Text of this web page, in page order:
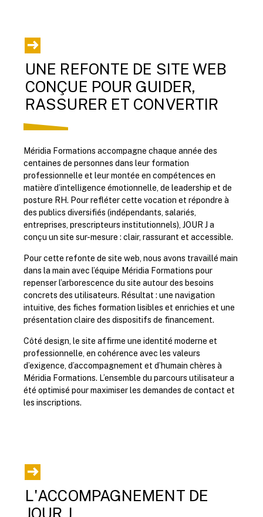
UNE REFONTE DE SITE WEB
CONÇUE POUR GUIDER,
RASSURER ET CONVERTIR
Méridia Formations accompagne chaque année des
centaines de personnes dans leur formation
professionnelle et leur montée en compétences en
matière d’intelligence émotionnelle, de leadership et de
posture RH. Pour refléter cette vocation et répondre à
des publics diversifiés (indépendants, salariés,
entreprises, prescripteurs institutionnels), JOUR J a
conçu un site sur-mesure : clair, rassurant et accessible.
Pour cette refonte de site web, nous avons travaillé main
dans la main avec l’équipe Méridia Formations pour
repenser l’arborescence du site autour des besoins
concrets des utilisateurs. Résultat : une navigation
intuitive, des fiches formation lisibles et enrichies et une
présentation claire des dispositifs de financement.
Côté design, le site affirme une identité moderne et
professionnelle, en cohérence avec les valeurs
d’exigence, d’accompagnement et d’humain chères à
Méridia Formations. L’ensemble du parcours utilisateur a
été optimisé pour maximiser les demandes de contact et
les inscriptions.
L'ACCOMPAGNEMENT DE
JOUR J